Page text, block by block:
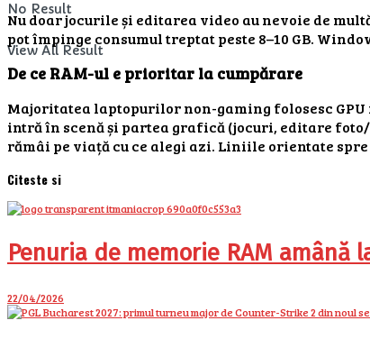
No Result
View All Result
Nu doar jocurile și editarea video au nevoie de
pot împinge consumul treptat peste 8–10 GB.
De ce RAM-ul e prioritar la cumpărare
Majoritatea laptopurilor non-gaming folosesc
intră în scenă și partea grafică (jocuri, editare
rămâi pe viață cu ce alegi azi. Liniile orientate
Citeste si
Penuria de memorie RAM amână
22/04/2026